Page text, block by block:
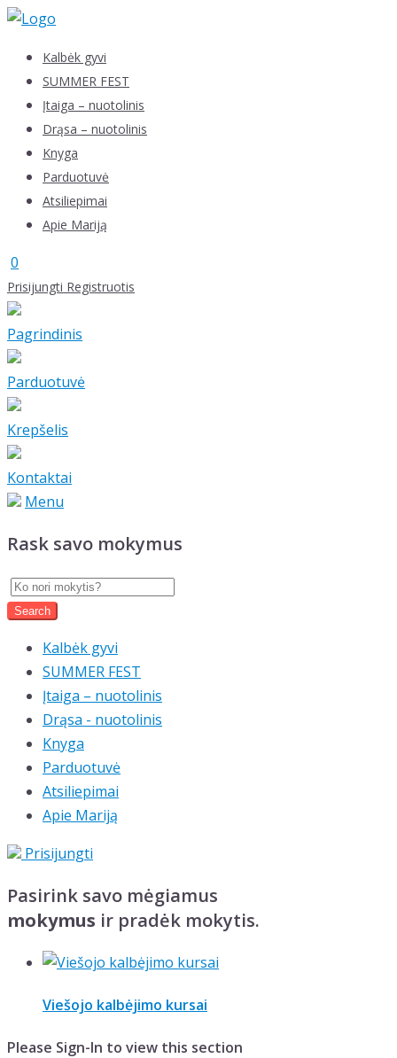
Skip
contentKalbėk gyvi
SUMMER FEST
Įtaiga – nuotolinis
Drąsa – nuotolinis
Knyga
Parduotuvė
Atsiliepimai
Apie Mariją
0
Prisijungti Registruotis
Pagrindinis
Parduotuvė
Krepšelis
Kontaktai
Menu
Rask savo mokymus
Kalbėk gyvi
SUMMER FEST
Įtaiga – nuotolinis
Drąsa - nuotolinis
Knyga
Parduotuvė
Atsiliepimai
Apie Mariją
Prisijungti
Pasirink savo mėgiamus
mokymus ir pradėk mokytis.
Viešojo kalbėjimo kursai
Please Sign-In to view this section